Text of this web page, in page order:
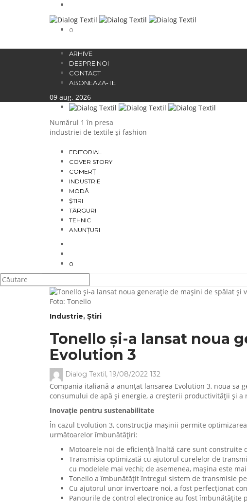
0
ARHIVE
DESPRE NOI
CONTACT
ABONEAZA-TE
09 aug. 2026
Numărul 1 în presa
industriei de textile și fashion
EDITORIAL
COVER STORY
COMERȚ
INDUSTRIE
MODĂ
ȘTIRI
TÂRGURI
TEHNIC
ANUNȚURI
0
Foto: Tonello
Industrie, Știri
Tonello și-a lansat noua
Evolution 3
Dialog Textil, 19/08/2022 132
Compania italiană a anunțat lansarea Evolution 3, noua sa
consumului de apă și energie, a creșterii productivității și
Inovație pentru sustenabilitate
În cazul Evolution 3, construcția mașinii permite
următoarelor îmbunătățiri:
Motoarele noi de eficiență înaltă care sunt construite
Transmisia optimizată cu ajutorul curelelor de
cu modelele mai vechi; de asemenea, mașina este
Tonello a îmbunătățit întregul sistem de transmisie
Cu ajutorul unor invertoare noi, a fost perfecționat
Panourile de control electronice au fost